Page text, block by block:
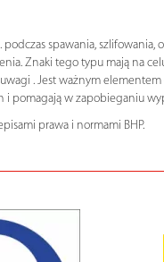
spawania, szlifowania,
Znaki tego typu mają na
. Jest ważnym elementem
i pomagają w zapobieganiu
prawa i normami BHP.